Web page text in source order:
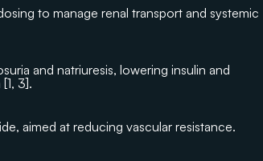
to manage renal transport and systemic
and natriuresis, lowering insulin and
3].
aimed at reducing vascular resistance.